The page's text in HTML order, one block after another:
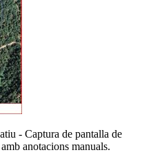
- Captura de pantalla de
anotacions manuals.